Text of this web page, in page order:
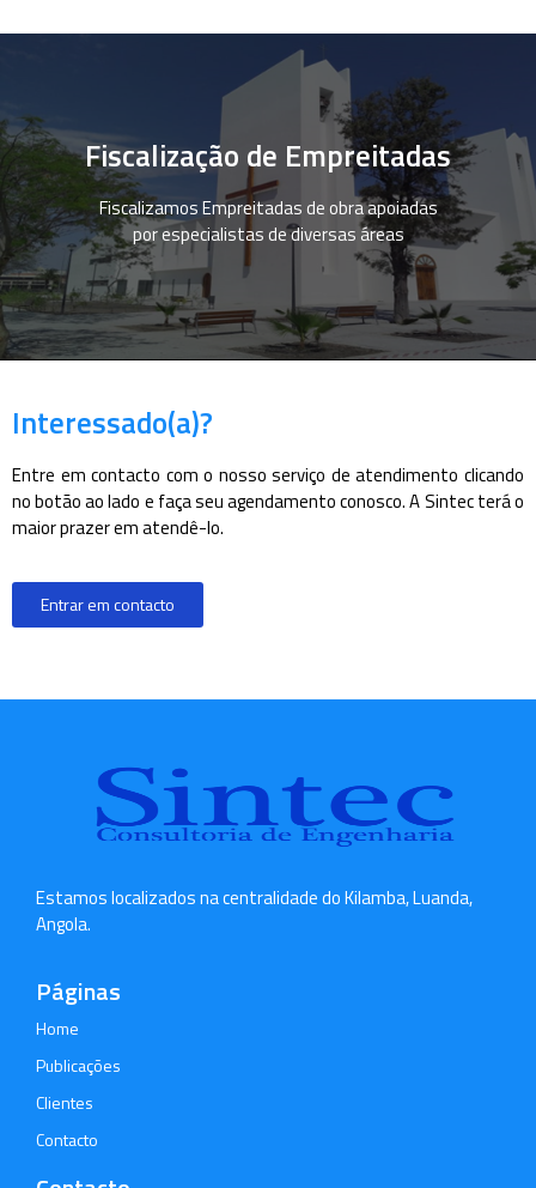
Fiscalização de Empreitadas
Fiscalizamos Empreitadas de obra apoiadas
por especialistas de diversas áreas
Interessado(a)?
Entre em contacto com o nosso serviço de atendimento clicando
no botão ao lado e faça seu agendamento conosco. A Sintec terá o
maior prazer em atendê-lo.
Entrar em contacto
Estamos localizados na centralidade do Kilamba, Luanda,
Angola.
Páginas
Home
Publicações
Clientes
Contacto